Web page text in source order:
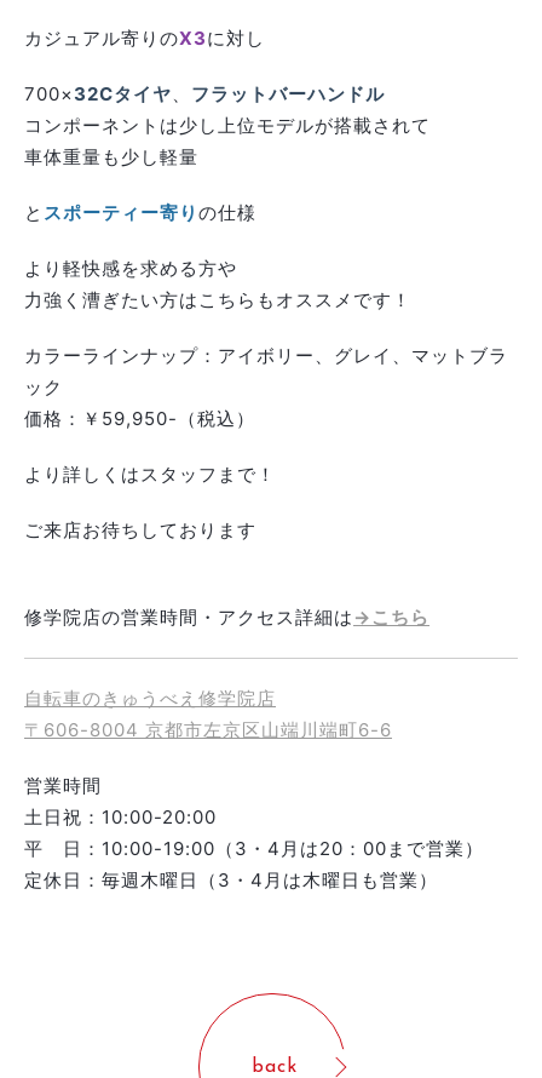
カジュアル寄りのX3に対し
700×32Cタイヤ、 フラットバーハンドル
コンポーネントは少し上位モデルが搭載されて
車体重量も少し軽量
と スポーティー寄り の仕様
より軽快感を求める方や
力強く漕ぎたい方はこちらもオススメです！
カラーラインナップ：アイボリー、グレイ、マットブラ
ック
価格：￥59,950-（税込）
より詳しくはスタッフまで！
ご来店お待ちしております
修学院店の営業時間・アクセス詳細は →こちら
自転車のきゅうべえ修学院店
〒606-8004 京都市左京区山端川端町6-6
営業時間
土日祝：10:00-20:00
平 日：10:00-19:00（3・4月は20：00まで営業）
定休日：毎週木曜日（3・4月は木曜日も営業）
back